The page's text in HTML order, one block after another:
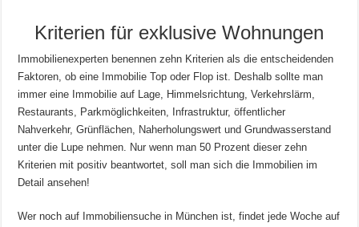
Kriterien für exklusive Wohnungen
Immobilienexperten benennen zehn Kriterien als die entscheidenden
Faktoren, ob eine Immobilie Top oder Flop ist. Deshalb sollte man
immer eine Immobilie auf Lage, Himmelsrichtung, Verkehrslärm,
Restaurants, Parkmöglichkeiten, Infrastruktur, öffentlicher
Nahverkehr, Grünflächen, Naherholungswert und Grundwasserstand
unter die Lupe nehmen. Nur wenn man 50 Prozent dieser zehn
Kriterien mit positiv beantwortet, soll man sich die Immobilien im
Detail ansehen!
Wer noch auf Immobiliensuche in München ist, findet jede Woche auf